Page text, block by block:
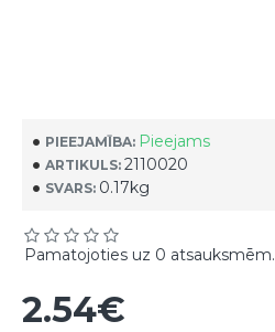
PIEEJAMĪBA: Pieejams
ARTIKULS: 2110020
SVARS: 0.17kg
Pamatojoties uz 0 atsauksmēm.
2.54€